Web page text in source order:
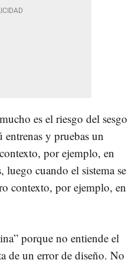
es el riesgo del sesgo
y pruebas un
por ejemplo, en
luego cuando el sistema se
contexto, por ejemplo, en
porque no entiende el
de un error de diseño. No